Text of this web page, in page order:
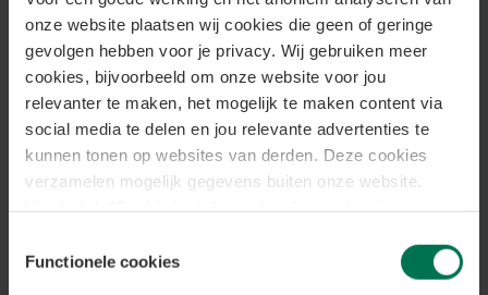
onze website plaatsen wij cookies die geen of geringe
gevolgen hebben voor je privacy. Wij gebruiken meer
cookies, bijvoorbeeld om onze website voor jou
relevanter te maken, het mogelijk te maken content via
social media te delen en jou relevante advertenties te
kunnen tonen op websites van derden. Deze cookies
verzamelen mogelijk gegevens buiten onze website.
over onze cookies?Ga naar de cookiepagina
Functionele cookies
E-mail
Wachtwoord
Log in
Wachtwoord vergeten?